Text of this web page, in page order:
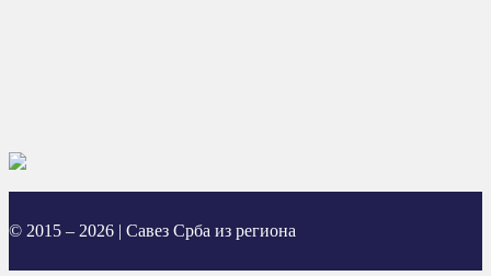
© 2015 – 2026 | Савез Срба из региона